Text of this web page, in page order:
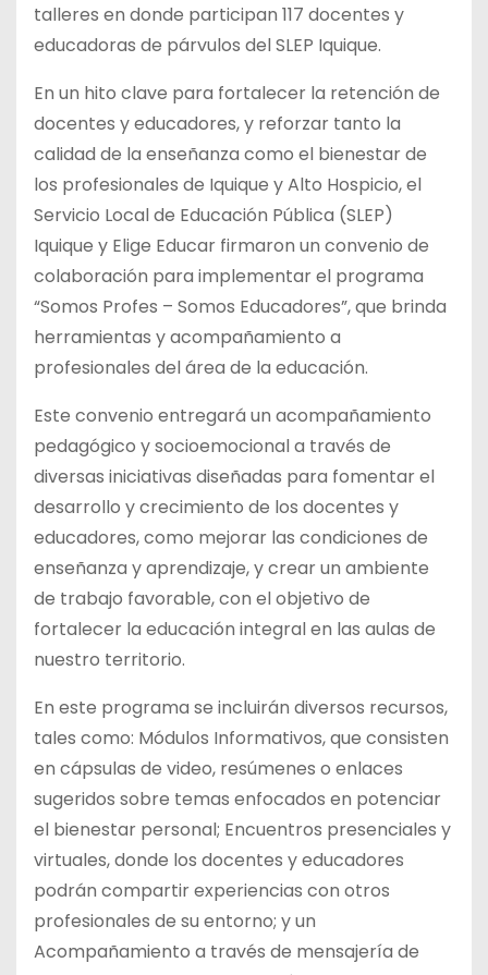
talleres en donde participan 117 docentes y
educadoras de párvulos del SLEP Iquique.
En un hito clave para fortalecer la retención de
docentes y educadores, y reforzar tanto la
calidad de la enseñanza como el bienestar de
los profesionales de Iquique y Alto Hospicio, el
Servicio Local de Educación Pública (SLEP)
Iquique y Elige Educar firmaron un convenio de
colaboración para implementar el programa
“Somos Profes – Somos Educadores”, que brinda
herramientas y acompañamiento a
profesionales del área de la educación.
Este convenio entregará un acompañamiento
pedagógico y socioemocional a través de
diversas iniciativas diseñadas para fomentar el
desarrollo y crecimiento de los docentes y
educadores, como mejorar las condiciones de
enseñanza y aprendizaje, y crear un ambiente
de trabajo favorable, con el objetivo de
fortalecer la educación integral en las aulas de
nuestro territorio.
En este programa se incluirán diversos recursos,
tales como: Módulos Informativos, que consisten
en cápsulas de video, resúmenes o enlaces
sugeridos sobre temas enfocados en potenciar
el bienestar personal; Encuentros presenciales y
virtuales, donde los docentes y educadores
podrán compartir experiencias con otros
profesionales de su entorno; y un
Acompañamiento a través de mensajería de